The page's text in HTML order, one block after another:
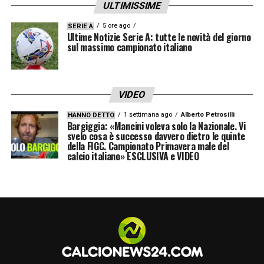
Sporting Lisbona-Besiktas4-0 (31′ rig. 38′
Pedro Goncalves, 41′ Paulinho, 56′ Sarabia)
Borussia Dortmund-Ajax
Classifica:Ajax 12, Borussia Dortmund 6,
Sporting Lisbona 6, Besiktas 0
GIRONE D
Real Madrid-Shakhtar Donetsk
Benzema, 39′ Fernando)
ULTIMISSIME
SERIE A 5 ore ago
Ultime Notizie Serie A: tutte le novità del giorno
sul massimo campionato italiano
VIDEO
HANNO DETTO 1 settimana ago Alberto Petrosilli
Bargiggia: «Mancini voleva solo la Nazionale. Vi
svelo cosa è successo davvero dietro le quinte
della FIGC. Campionato Primavera male del
calcio italiano» ESCLUSIVA e VIDEO